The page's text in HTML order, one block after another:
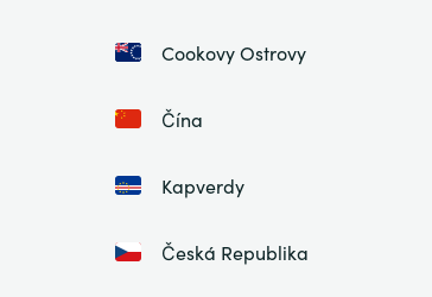
Cookovy Ostrovy
Čína
Kapverdy
Česká Republika